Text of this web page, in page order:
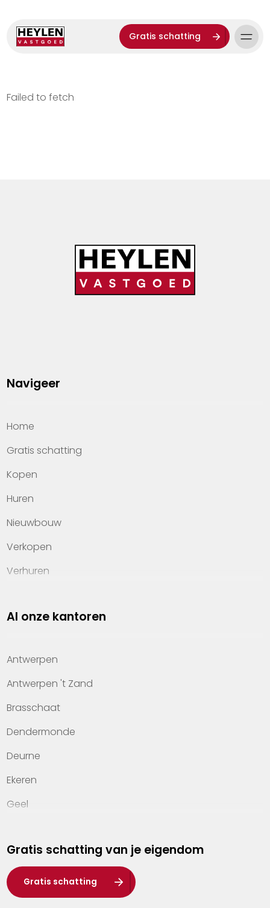
Gratis schatting
Failed to fetch
Navigeer
Home
Gratis schatting
Kopen
Huren
Nieuwbouw
Verkopen
Verhuren
Property management
Kennis van wonen
Kantoren
Veelgestelde vragen
Werken bij Heylen Vastgoed
Contact
Al onze kantoren
Antwerpen
Antwerpen 't Zand
Brasschaat
Dendermonde
Deurne
Ekeren
Geel
Hasselt
Heist-op-den-Berg
Herentals
Gratis schatting van je eigendom
Gratis schatting